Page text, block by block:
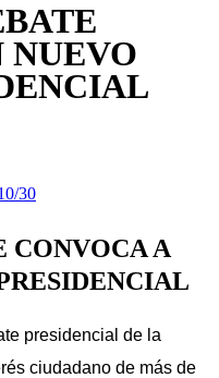
NUEVO
30
CONVOCA A
presidencial de la
ciudadano de más de